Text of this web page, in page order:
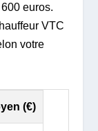
euros.
VTC
votre
(€)